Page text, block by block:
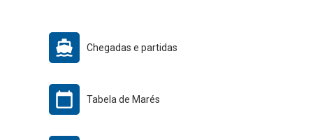
Chegadas e partidas
Tabela de Marés